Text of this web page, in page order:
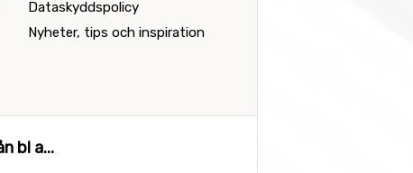
Dataskyddspolicy
Nyheter, tips och inspiration
bl a...